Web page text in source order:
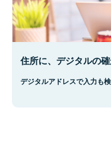
住所に、デジタルの確
デジタルアドレスで入力も